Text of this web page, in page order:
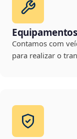
Contamos com
para realizar o